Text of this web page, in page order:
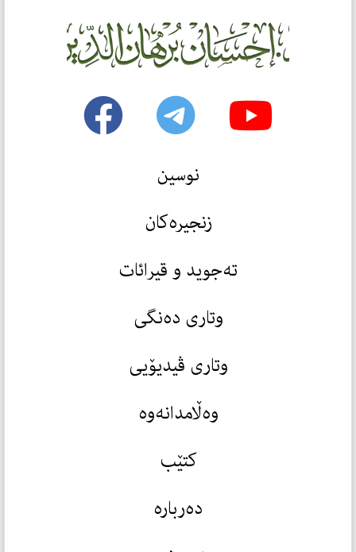
نوسین
زنجیرەکان
تەجوید و قیرائات
وتاری دەنگی
وتاری ڤیدیۆیی
وەڵامدانەوە
کتێب
دەربارە